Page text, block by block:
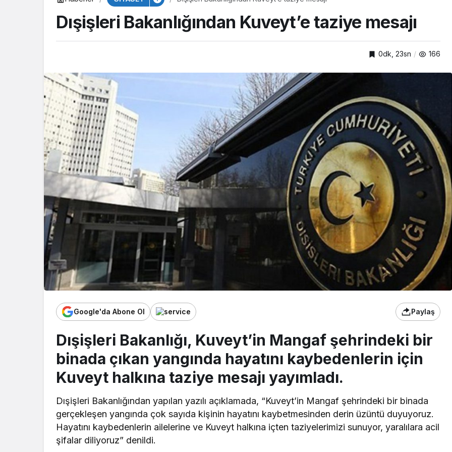
Dışişleri Bakanlığından Kuveyt’e taziye mesajı
0dk, 23sn 166
Google'da Abone Ol Paylaş
Dışişleri Bakanlığı, Kuveyt’in Mangaf şehrindeki bir
binada çıkan yangında hayatını kaybedenlerin için
Kuveyt halkına taziye mesajı yayımladı.
Dışişleri Bakanlığından yapılan yazılı açıklamada, “Kuveyt’in Mangaf şehrindeki bir binada
gerçekleşen yangında çok sayıda kişinin hayatını kaybetmesinden derin üzüntü duyuyoruz.
Hayatını kaybedenlerin ailelerine ve Kuveyt halkına içten taziyelerimizi sunuyor, yaralılara acil
şifalar diliyoruz” denildi.